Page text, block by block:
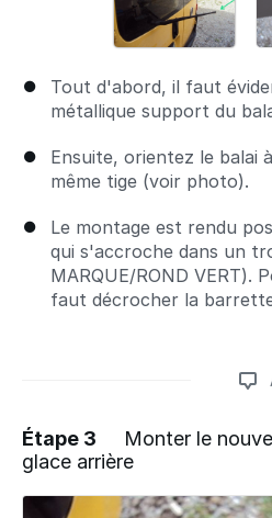
Tout d'abord, il faut
métallique support du
Ensuite, orientez le balai
même tige (voir photo).
Le montage est rendu
qui s'accroche dans un
MARQUE/ROND VERT).
faut décrocher la
Étape 3
Monter le
glace arrière